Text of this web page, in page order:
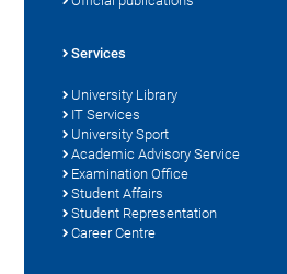
Services
University Library
IT Services
University Sport
Academic Advisory Service
Examination Office
Student Affairs
Student Representation
Career Centre